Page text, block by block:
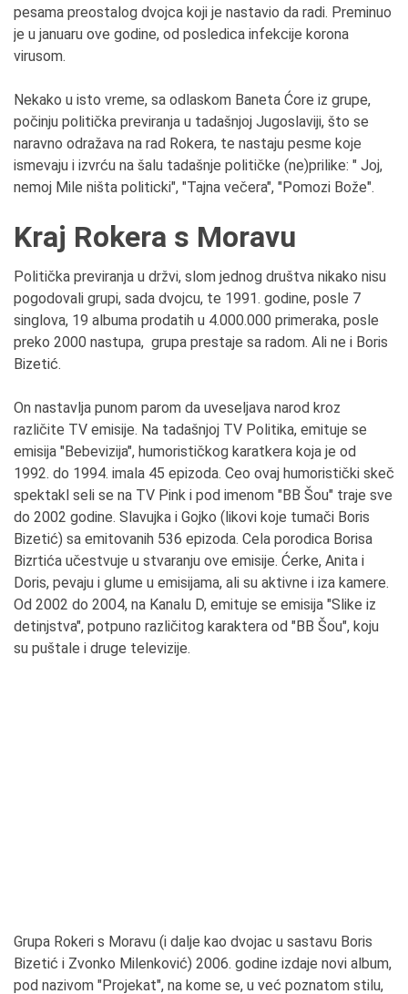
pesama preostalog dvojca koji je nastavio da radi. Preminuo
je u januaru ove godine, od posledica infekcije korona
virusom.
Nekako u isto vreme, sa odlaskom Baneta Ćore iz grupe,
počinju politička previranja u tadašnjoj Jugoslaviji, što se
naravno odražava na rad Rokera, te nastaju pesme koje
ismevaju i izvrću na šalu tadašnje političke (ne)prilike: " Joj,
nemoj Mile ništa politicki", "Tajna večera", "Pomozi Bože".
Kraj Rokera s Moravu
Politička previranja u držvi, slom jednog društva nikako nisu
pogodovali grupi, sada dvojcu, te 1991. godine, posle 7
singlova, 19 albuma prodatih u 4.000.000 primeraka, posle
preko 2000 nastupa, grupa prestaje sa radom. Ali ne i Boris
Bizetić.
On nastavlja punom parom da uveseljava narod kroz
različite TV emisije. Na tadašnjoj TV Politika, emituje se
emisija "Bebevizija", humorističkog karatkera koja je od
1992. do 1994. imala 45 epizoda. Ceo ovaj humoristički skeč
spektakl seli se na TV Pink i pod imenom "BB Šou" traje sve
do 2002 godine. Slavujka i Gojko (likovi koje tumači Boris
Bizetić) sa emitovanih 536 epizoda. Cela porodica Borisa
Bizrtića učestvuje u stvaranju ove emisije. Ćerke, Anita i
Doris, pevaju i glume u emisijama, ali su aktivne i iza kamere.
Od 2002 do 2004, na Kanalu D, emituje se emisija "Slike iz
detinjstva", potpuno različitog karaktera od "BB Šou", koju
su puštale i druge televizije.
Grupa Rokeri s Moravu (i dalje kao dvojac u sastavu Boris
Bizetić i Zvonko Milenković) 2006. godine izdaje novi album,
pod nazivom "Projekat", na kome se, u već poznatom stilu,